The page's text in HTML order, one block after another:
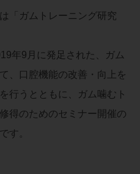
「ガムトレーニング研究
年9月に発足された、ガム
、口腔機能の改善・向上を
行うとともに、ガム噛むト
得のためのセミナー開催の
す。